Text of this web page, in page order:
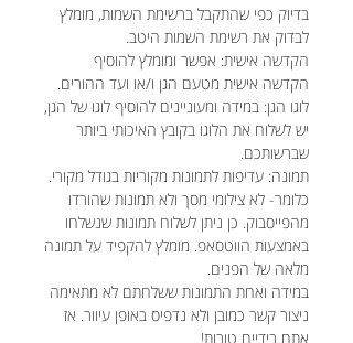
בדיוק כפי שהתקבל ברשימת השמות, מומלץ
לבדוק את רשימת השמות היטב.
הקדשה אישית: אפשר ומומלץ להוסיף
הקדשה אישית מטעם הגן ו/או ועד ההורים.
לוגו הגן: במידה ומעוניינים להוסיף לוגו של הגן,
יש לשלוח את הלוגו בקובץ האיכותי ביותר
שברשותכם.
תמונה: עדיפות לתמונות מקוריות בגודל מקורי.
כלומר- לא צילומי מסך ולא תמונות שהורדו
מהפייסבוק. כן ניתן לשלוח תמונות שנשלחו
באמצעות הווטסאפ. מומלץ להקפיד על תמונה
מלאה של הפנים.
במידה ואחת התמונות ששלחתם לא מתאימה
ניצור קשר כמובן ולא נדפיס באופן עיוור. אז
אתם בידיים טובות!